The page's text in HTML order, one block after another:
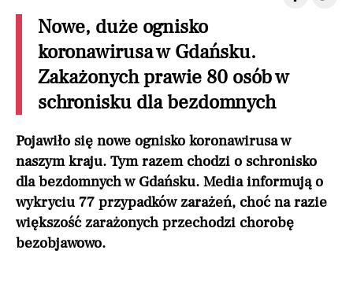
Nowe, duże ognisko
koronawirusa w Gdańsku.
Zakażonych prawie 80 osób w
schronisku dla bezdomnych
Pojawiło się nowe ognisko koronawirusa w
naszym kraju. Tym razem chodzi o schronisko
dla bezdomnych w Gdańsku. Media informują o
wykryciu 77 przypadków zarażeń, choć na razie
większość zarażonych przechodzi chorobę
bezobjawowo.